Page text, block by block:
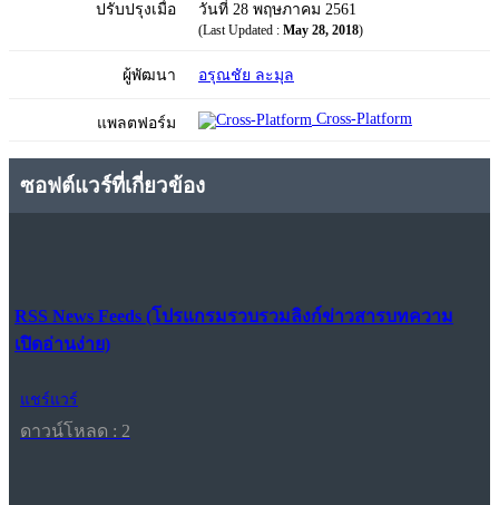
ปรับปรุงเมื่อ วันที่ 28 พฤษภาคม 2561
(Last Updated : May 28, 2018)
ผู้พัฒนา อรุณชัย ละมุล
แพลตฟอร์ม Cross-Platform
ซอฟต์แวร์ที่เกี่ยวข้อง
RSS News Feeds (โปรแกรมรวบรวมลิงก์ข่าวสารบทความ
เปิดอ่านง่าย)
แชร์แวร์
ดาวน์โหลด : 2